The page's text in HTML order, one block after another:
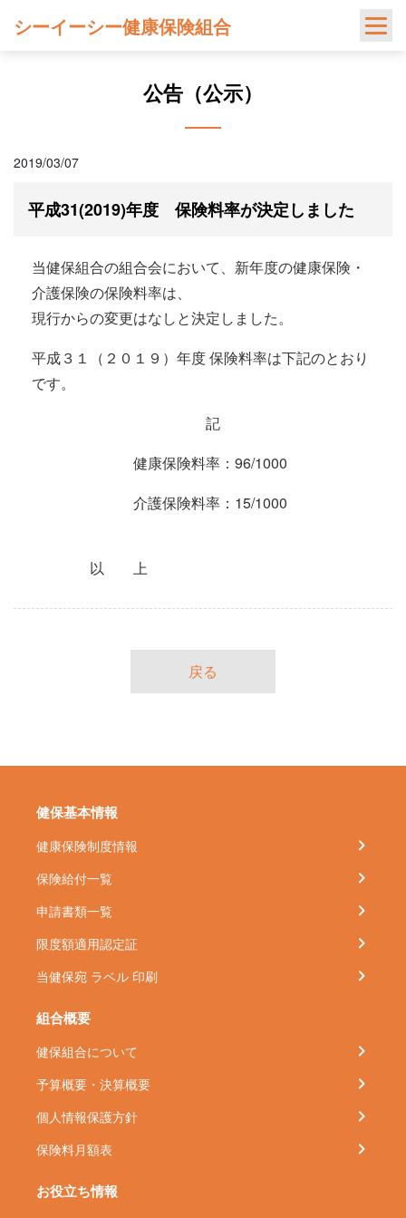
シーイーシー健康保険組合
公告（公示）
2019/03/07
平成31(2019)年度 保険料率が決定しました
当健保組合の組合会において、新年度の健康保険・
介護保険の保険料率は、
現行からの変更はなしと決定しました。
平成３１（２０１９）年度 保険料率は下記のとおり
です。
記
健康保険料率：96/1000
介護保険料率：15/1000
以 上
戻る
健保基本情報
健康保険制度情報
保険給付一覧
申請書類一覧
限度額適用認定証
当健保宛 ラベル 印刷
組合概要
健保組合について
予算概要・決算概要
個人情報保護方針
保険料月額表
お役立ち情報